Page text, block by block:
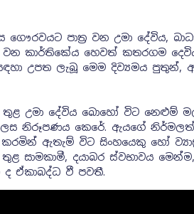
ගෞරවයට පාත්‍ර වන උමා දේවිය,
වන කාර්තිකේය හෙවත් කතරගම
උපත ලැබූ මෙම දිව්‍යමය
තුළ උමා දේවිය බොහෝ විට නෙළුම්
නිරූපණය කෙරේ. ඇයගේ
ඇතැම් විට සිංහයෙකු හෝ
සාමකාමී, දයාබර ස්වභාවය
ඒකාබද්ධ වී පවතී.